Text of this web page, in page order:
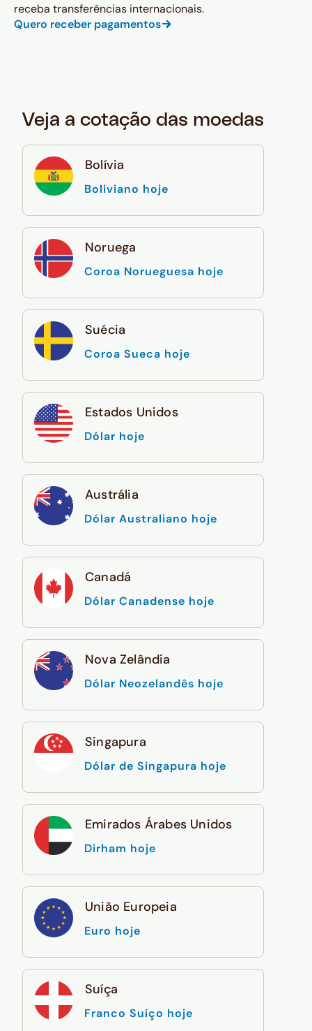
receba transferências internacionais.
Quero receber pagamentos
Veja a cotação das moedas
Bolívia
Boliviano hoje
Noruega
Coroa Norueguesa hoje
Suécia
Coroa Sueca hoje
Estados Unidos
Dólar hoje
Austrália
Dólar Australiano hoje
Canadá
Dólar Canadense hoje
Nova Zelândia
Dólar Neozelandês hoje
Singapura
Dólar de Singapura hoje
Emirados Árabes Unidos
Dirham hoje
União Europeia
Euro hoje
Suíça
Franco Suíço hoje